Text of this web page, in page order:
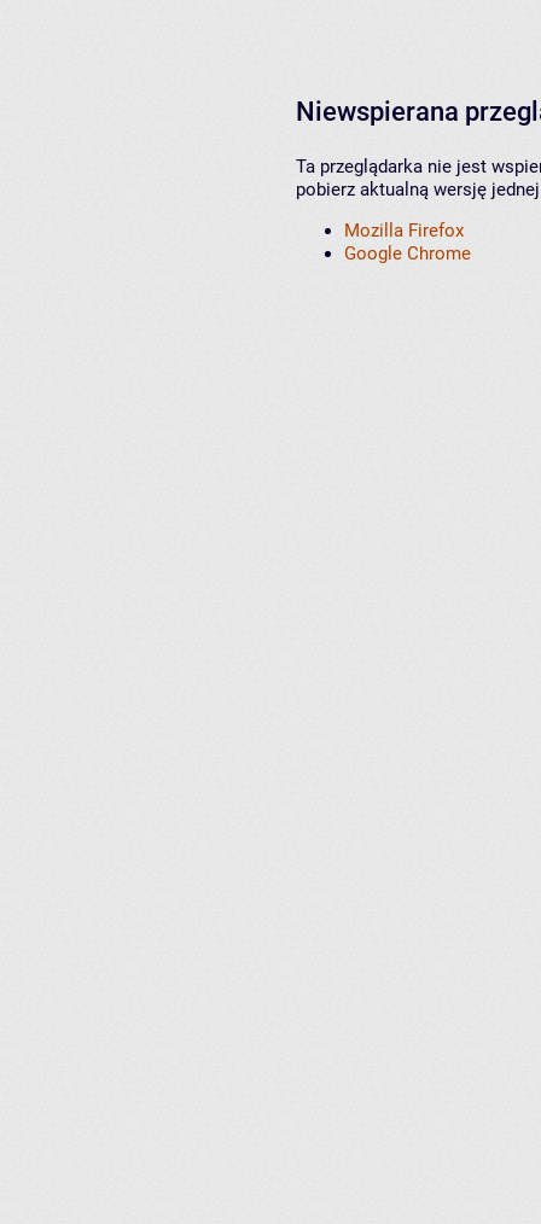
Niewspierana
Ta przeglądarka nie jest
pobierz aktualną wersję
Mozilla Firefox
Google Chrome